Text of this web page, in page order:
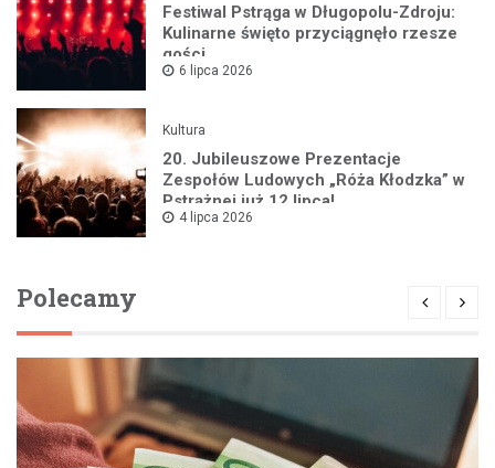
Festiwal Pstrąga w Długopolu-Zdroju:
Kulinarne święto przyciągnęło rzesze
gości
6 lipca 2026
Kultura
20. Jubileuszowe Prezentacje
Zespołów Ludowych „Róża Kłodzka” w
Pstrążnej już 12 lipca!
4 lipca 2026
Polecamy